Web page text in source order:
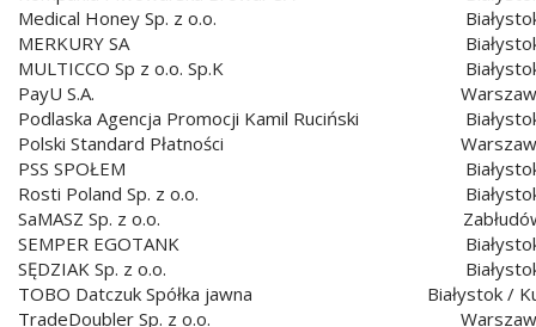
Medical Honey Sp. z o.o.
MERKURY SA
MULTICCO Sp z o.o. Sp.K
PayU S.A.
Podlaska Agencja Promocji Kamil Ruciński
Polski Standard Płatności
PSS SPOŁEM
Rosti Poland Sp. z o.o.
SaMASZ Sp. z o.o.
SEMPER EGOTANK
SĘDZIAK Sp. z o.o.
TOBO Datczuk Spółka jawna
Białystok /
TradeDoubler Sp. z o.o.